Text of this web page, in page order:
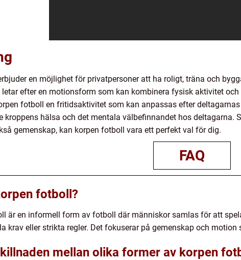
en möjlighet för privatpersoner att ha roligt, träna och
efter en motionsform som kan kombinera fysisk aktivitet
fotboll en fritidsaktivitet som kan anpassas efter
kroppens hälsa och det mentala välbefinnandet hos deltagarna.
gemenskap, kan korpen fotboll vara ett perfekt val för dig.
FAQ
fotboll?
är en informell form av fotboll där människor samlas för att
krav eller strikta regler. Det fokuserar på gemenskap och motion
mellan olika former av korpen